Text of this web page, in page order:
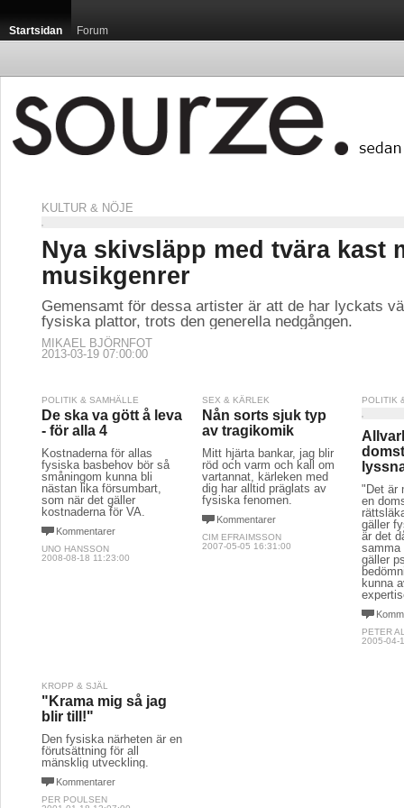
Startsidan Forum
KULTUR & NÖJE
Nya skivsläpp med tvära kast
musikgenrer
Gemensamt för dessa artister är att de har lyckats
fysiska plattor, trots den generella nedgången.
MIKAEL BJÖRNFOT
2013-03-19 07:00:00
POLITIK & SAMHÄLLE
De ska va gött å leva
- för alla 4
Kostnaderna för allas
fysiska basbehov bör så
småningom kunna bli
nästan lika försumbart,
som när det gäller
kostnaderna för VA.
Kommentarer
UNO HANSSON
2008-08-18 11:23:00
SEX & KÄRLEK
Nån sorts sjuk typ
av tragikomik
Mitt hjärta bankar, jag blir
röd och varm och kall om
vartannat, kärleken med
dig har alltid präglats av
fysiska fenomen.
Kommentarer
CIM EFRAIMSSON
2007-05-05 16:31:00
POLITIK
"Det är
en
gäller
är det
samma
gäller
kunna
PETER
2005-04-
KROPP & SJÄL
"Krama mig så jag
blir till!"
Den fysiska närheten är en
förutsättning för all
mänsklig utveckling.
Kommentarer
PER POULSEN